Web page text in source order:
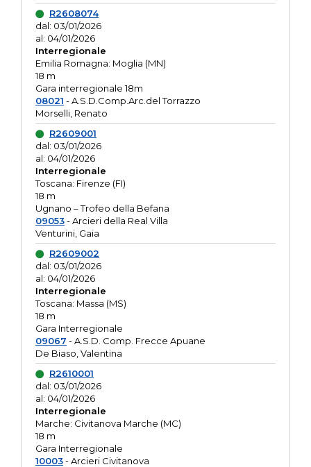
R2608074
dal: 03/01/2026
al: 04/01/2026
Interregionale
Emilia Romagna: Moglia (MN)
18 m
Gara interregionale 18m
08021 - A.S.D.Comp.Arc.del Torrazzo
Morselli, Renato
R2609001
dal: 03/01/2026
al: 04/01/2026
Interregionale
Toscana: Firenze (FI)
18 m
Ugnano – Trofeo della Befana
09053- Arcieri della Real Villa
Venturini, Gaia
R2609002
dal: 03/01/2026
al: 04/01/2026
Interregionale
Toscana: Massa (MS)
18 m
Gara Interregionale
09067 - A.S.D. Comp. Frecce Apuane
De Biaso, Valentina
R2610001
dal: 03/01/2026
al: 04/01/2026
Interregionale
Marche: Civitanova Marche (MC)
18 m
Gara Interregionale
10003- Arcieri Civitanova